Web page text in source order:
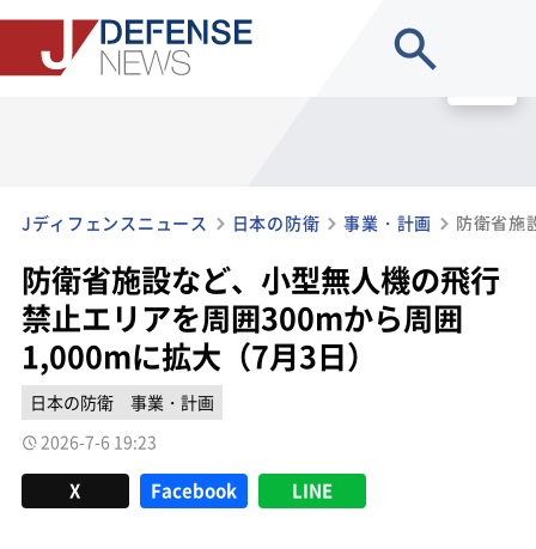
Jディフェンスニュース 日本の防衛 事業・計画
防衛省施設など、小型無人機の飛行
禁止エリアを周囲300mから周囲
1,000mに拡大（7月3日）
日本の防衛
事業・計画
2026-7-6 19:23
X Facebook LINE